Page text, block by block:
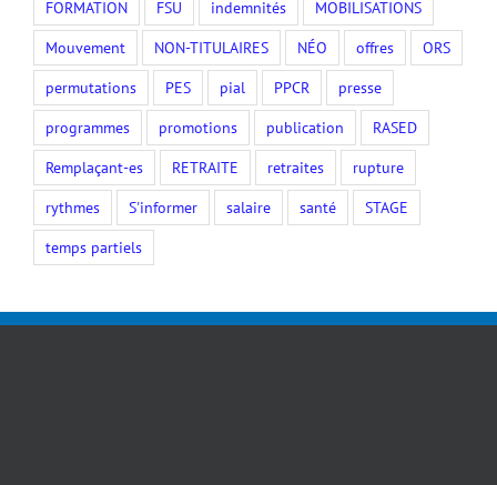
Mouvement
NON-TITULAIRES NÉO offres
ORS
permutations
PES pial PPCR
presse
programmes
promotions publication
RASED
Remplaçant-es
RETRAITE retraites
rupture
rythmes
S'informer salaire santé
STAGE
temps partiels